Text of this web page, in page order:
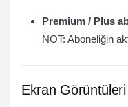
Premium / Plus
NOT: Aboneliğin
Ekran Görüntüleri